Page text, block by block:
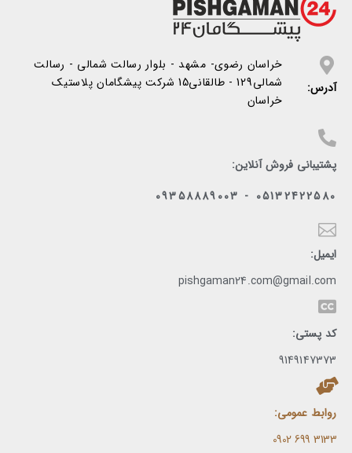
آدرس:
خراسان رضوی- مشهد - بلوار رسالت شمالی - رسالت
شمالی129 - طالقانی15 شرکت پیشگامان پلاستیک
خراسان
پشتیبانی فروش آنلاین:
05132422580 - 09358889003
ایمیل:
pishgaman24.com@gmail.com
کد پستی:
9149147373
روابط عمومی:
3133 699 0902​